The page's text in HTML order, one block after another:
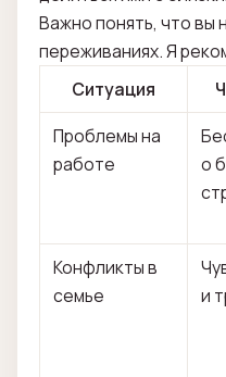
Важно понять, что вы
переживаниях. Я
Ситуация
Проблемы на
работе
о
Конфликты в
семье
и